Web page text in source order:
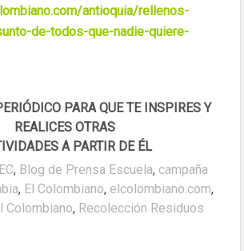
antioquia/rellenos-
de-todos-que-nadie-quiere-
PARA QUE TE INSPIRES Y
REALICES OTRAS
A PARTIR DE ÉL
, Blog de Prensa Escuela, campaña
, El Colombiano, elcolombiano.com,
Colombiano, Recolección Residuos